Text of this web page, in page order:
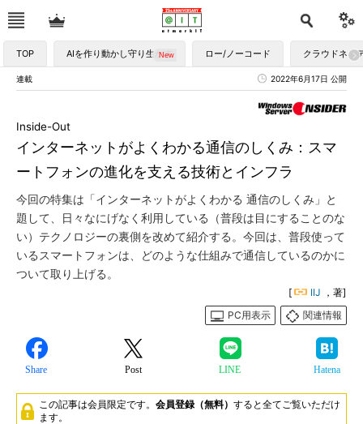
TOP AIを作り動かし守り生かす ロー/ノーコード クラウドネイ
連載 2022年6月17日 公開
インターネットがよくわかる通信のしくみ：スマ
ートフォンの進化を支える技術とインフラ
Inside-Out
今回の特集は「インターネットがよくわかる 通信のしくみ」と
題して、日々なにげなく利用している（普段は目にすることのな
い）テクノロジーの裏側を改めて紹介する。今回は、普段使って
いるスマートフォンは、どのような仕組みで通信しているのかに
ついて取り上げる。
[ IIJ ，著]
PC用表示
関連情報
Share Post LINE Hatena
この記事は会員限定です。 会員登録（無料） すると全てご覧いただけ
ます。